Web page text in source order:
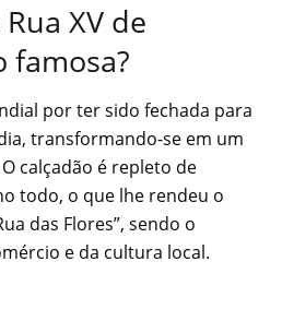
XV de
famosa?
por ter sido fechada para
transformando-se em um
calçadão é repleto de
todo, o que lhe rendeu o
das Flores”, sendo o
e da cultura local.